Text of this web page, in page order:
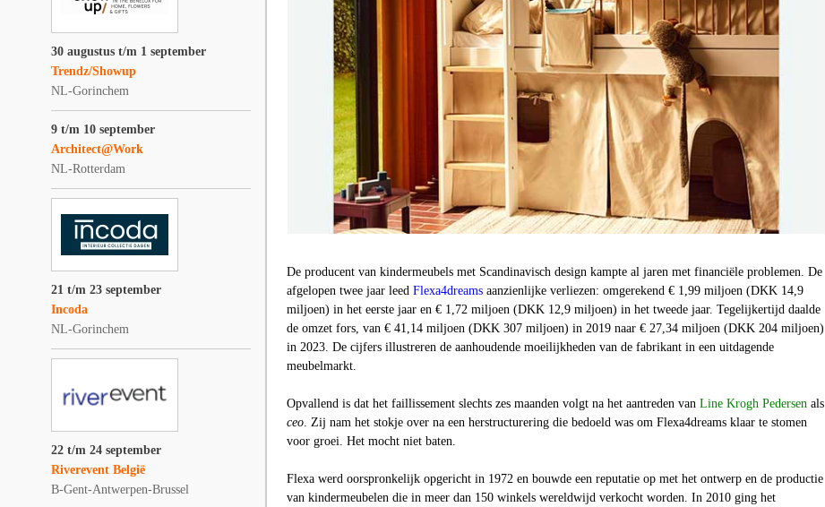
30 augustus t/m 1 september
Trendz/Showup
NL-Gorinchem
9 t/m 10 september
Architect@Work
NL-Rotterdam
21 t/m 23 september
Incoda
NL-Gorinchem
22 t/m 24 september
Riverevent België
B-Gent-Antwerpen-Brussel
De producent van kindermeubels met Scandinavisch design kampte al jaren met financiële problemen. De
afgelopen twee jaar leed Flexa4dreams aanzienlijke verliezen: omgerekend € 1,99 miljoen (DKK 14,9
miljoen) in het eerste jaar en € 1,72 miljoen (DKK 12,9 miljoen) in het tweede jaar. Tegelijkertijd daalde
de omzet fors, van € 41,14 miljoen (DKK 307 miljoen) in 2019 naar € 27,34 miljoen (DKK 204 miljoen)
in 2023. De cijfers illustreren de aanhoudende moeilijkheden van de fabrikant in een uitdagende
meubelmarkt.
Opvallend is dat het faillissement slechts zes maanden volgt na het aantreden van Line Krogh Pedersen als
ceo. Zij nam het stokje over na een herstructurering die bedoeld was om Flexa4dreams klaar te stomen
voor groei. Het mocht niet baten.
Flexa werd oorspronkelijk opgericht in 1972 en bouwde een reputatie op met het ontwerp en de productie
van kindermeubelen die in meer dan 150 winkels wereldwijd verkocht worden. In 2010 ging het